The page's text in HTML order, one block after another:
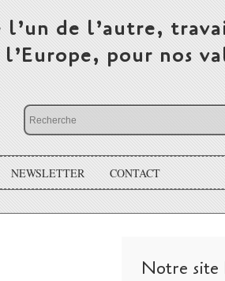
de l’autre,
pour nos
NEWSLETTER CONTACT
Notre site